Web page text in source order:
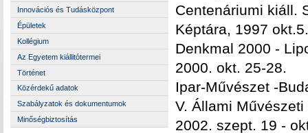
Innovációs és Tudásközpont
Épületek
Kollégium
Az Egyetem kiállitótermei
Történet
Közérdekű adatok
Szabályzatok és dokumentumok
Minőségbiztosítás
Centenáriumi kiáll.
Képtára, 1997
Denkmal 2000 -
2000. okt. 25-28.
Ipar-Művészet -
V. Állami
2002. szept. 19 -